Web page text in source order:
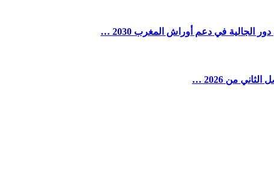
الجالية في دعم أوراش المغرب 2030 …